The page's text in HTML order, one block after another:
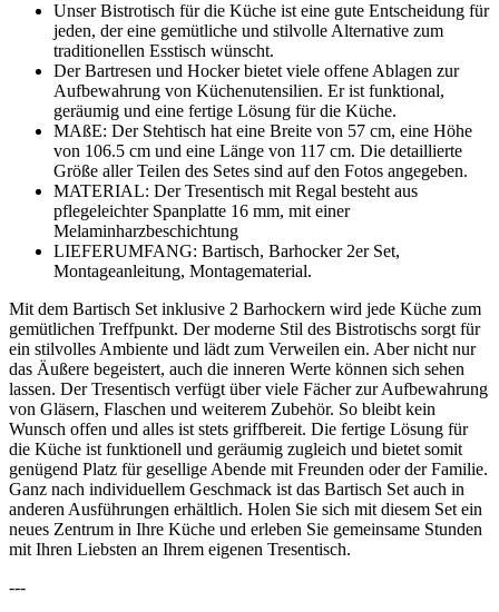
Unser Bistrotisch für die Küche ist eine gute Entscheidung für
jeden, der eine gemütliche und stilvolle Alternative zum
traditionellen Esstisch wünscht.
Der Bartresen und Hocker bietet viele offene Ablagen zur
Aufbewahrung von Küchenutensilien. Er ist funktional,
geräumig und eine fertige Lösung für die Küche.
MAßE: Der Stehtisch hat eine Breite von 57 cm, eine Höhe
von 106.5 cm und eine Länge von 117 cm. Die detaillierte
Größe aller Teilen des Setes sind auf den Fotos angegeben.
MATERIAL: Der Tresentisch mit Regal besteht aus
pflegeleichter Spanplatte 16 mm, mit einer
Melaminharzbeschichtung
LIEFERUMFANG: Bartisch, Barhocker 2er Set,
Montageanleitung, Montagematerial.
Mit dem Bartisch Set inklusive 2 Barhockern wird jede Küche zum
gemütlichen Treffpunkt. Der moderne Stil des Bistrotischs sorgt für
ein stilvolles Ambiente und lädt zum Verweilen ein. Aber nicht nur
das Äußere begeistert, auch die inneren Werte können sich sehen
lassen. Der Tresentisch verfügt über viele Fächer zur Aufbewahrung
von Gläsern, Flaschen und weiterem Zubehör. So bleibt kein
Wunsch offen und alles ist stets griffbereit. Die fertige Lösung für
die Küche ist funktionell und geräumig zugleich und bietet somit
genügend Platz für gesellige Abende mit Freunden oder der Familie.
Ganz nach individuellem Geschmack ist das Bartisch Set auch in
anderen Ausführungen erhältlich. Holen Sie sich mit diesem Set ein
neues Zentrum in Ihre Küche und erleben Sie gemeinsame Stunden
mit Ihren Liebsten an Ihrem eigenen Tresentisch.
---